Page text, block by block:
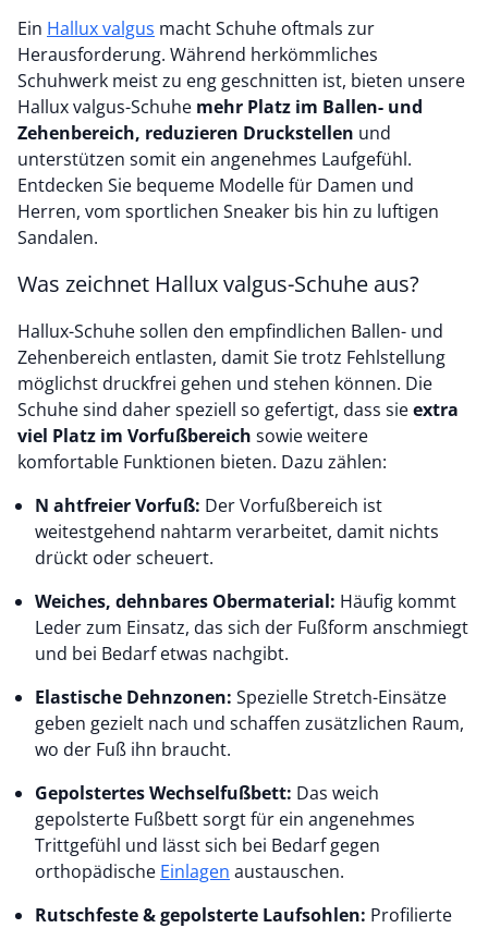
Ein Hallux valgus
Herausforderung. Während herkömmliches
Schuhwerk meist zu eng geschnitten ist, bieten unsere
Hallux valgus-Schuhe mehr Platz im Ballen- und
Zehenbereich, reduzieren Druckstellen
unterstützen somit ein angenehmes Laufgefühl.
Entdecken Sie bequeme Modelle für Damen und
Herren, vom sportlichen Sneaker bis hin zu luftigen
Sandalen.
Was zeichnet Hallux valgus-Schuhe aus?
Hallux-Schuhe sollen den empfindlichen Ballen- und
Zehenbereich entlasten, damit Sie trotz Fehlstellung
möglichst druckfrei gehen und stehen können. Die
Schuhe sind daher speziell so gefertigt, dass sieextra
viel Platz im Vorfußbereich
komfortable Funktionen bieten. Dazu zählen:
N ahtfreier Vorfuß:
weitestgehend nahtarm verarbeitet, damit nichts
drückt oder scheuert.
Weiches, dehnbares Obermaterial:
Leder zum Einsatz, das sich der Fußform anschmiegt
und bei Bedarf etwas nachgibt.
Elastische Dehnzonen:
geben gezielt nach und schaffen zusätzlichen Raum,
wo der Fuß ihn braucht.
Gepolstertes Wechselfußbett:
gepolsterte Fußbett sorgt für ein angenehmes
Trittgefühl und lässt sich bei Bedarf gegen
orthopädische Einlagen austauschen.
Rutschfeste & gepolsterte Laufsohlen: